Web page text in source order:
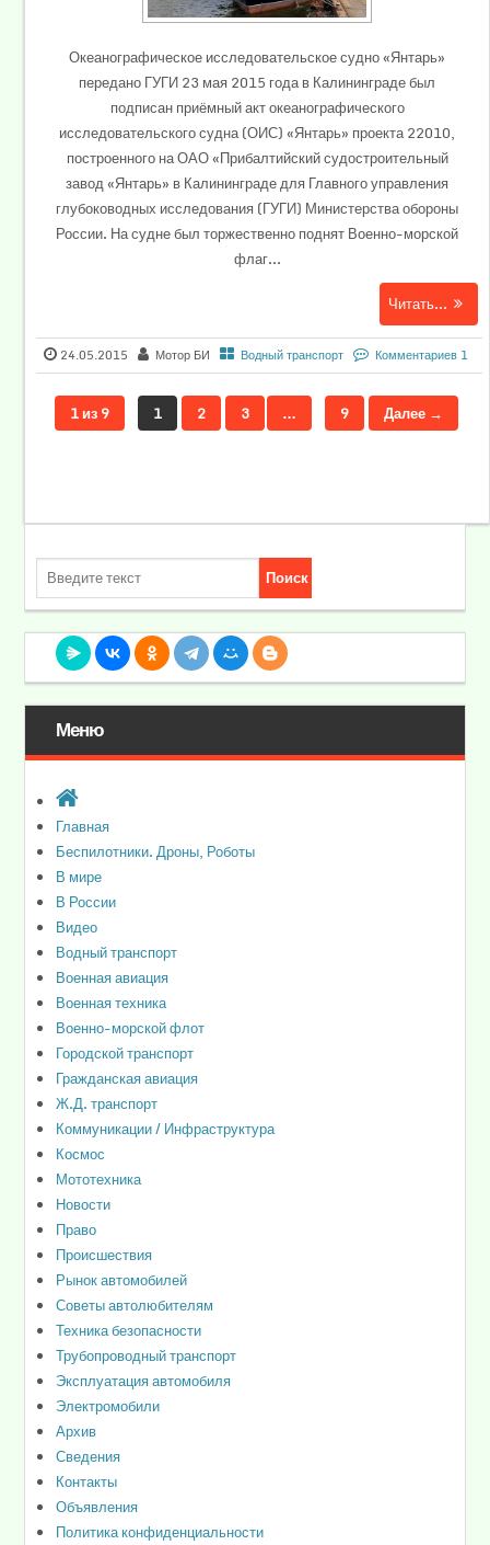
Океанографическое исследовательское судно «Янтарь»
передано ГУГИ 23 мая 2015 года в Калининграде был
подписан приёмный акт океанографического
исследовательского судна (ОИС) «Янтарь» проекта 22010,
построенного на ОАО «Прибалтийский судостроительный
завод «Янтарь» в Калининграде для Главного управления
глубоководных исследования (ГУГИ) Министерства обороны
России. На судне был торжественно поднят Военно-морской
флаг...
Читать...
24.05.2015 Мотор БИ Водный транспорт Комментариев 1
1 из 9 1 2 3 … 9 Далее →
Меню
Главная
Беспилотники. Дроны, Роботы
В мире
В России
Видео
Водный транспорт
Военная авиация
Военная техника
Военно-морской флот
Городской транспорт
Гражданская авиация
Ж.Д. транспорт
Коммуникации / Инфраструктура
Космос
Мототехника
Новости
Право
Происшествия
Рынок автомобилей
Советы автолюбителям
Техника безопасности
Трубопроводный транспорт
Эксплуатация автомобиля
Электромобили
Архив
Сведения
Контакты
Объявления
Политика конфиденциальности